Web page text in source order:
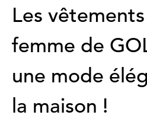
Les
femme de
une mode
la maison !